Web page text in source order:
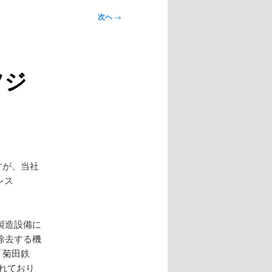
次へ→
、当社
ス
造設備に
去する機
田鉄
ており